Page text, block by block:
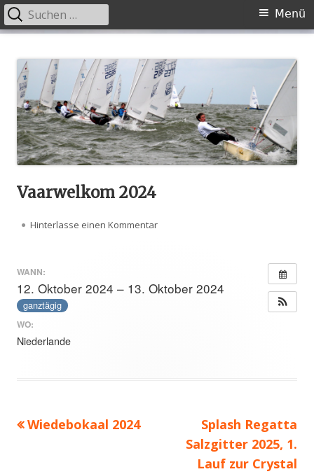
zum
Inhalt
Primäres
Menü
Suche
nach:
Vaarwelkom 2024
Hinterlasse einen Kommentar
WANN:
12. Oktober 2024 – 13. Oktober 2024
ganztägig
WO:
Niederlande
Beitrags-
Vorheriger
Wiedebokaal 2024
Nächster
Beitrag
Splash Regatta
Salzgitter 2025, 1.
Lauf zur Crystal